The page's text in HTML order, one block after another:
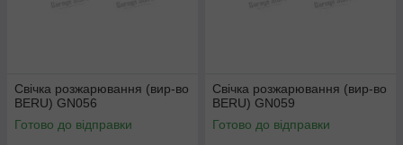
Свічка розжарювання (вир-во
BERU) GN056
Готово до відправки
Свічка розжарювання (вир-во
BERU) GN059
Готово до відправки